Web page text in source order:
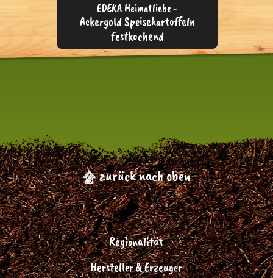
EDEKA Heimatliebe -
Ackergold Speisekartoffeln
festkochend
zurück nach oben
Regionalität
Hersteller & Erzeuger